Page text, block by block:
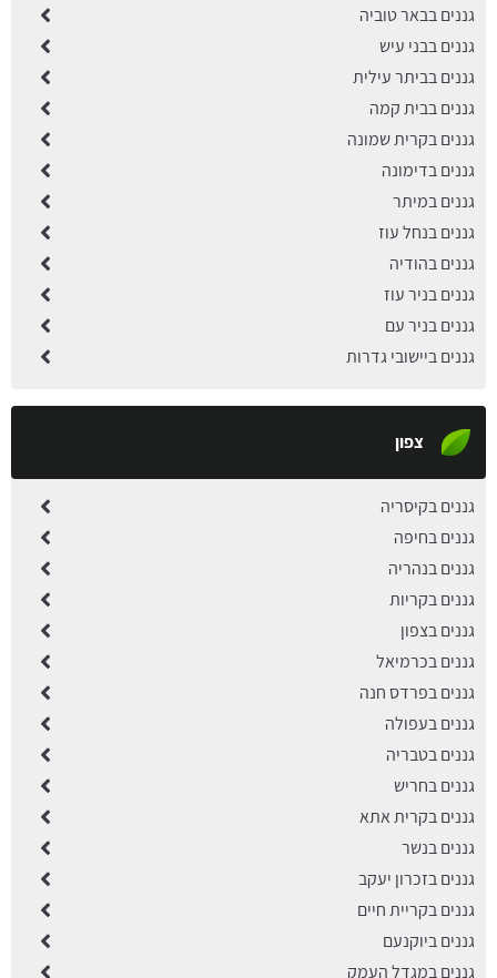
גננים בבאר טוביה
גננים בבני עיש
גננים בביתר עילית
גננים בבית קמה
גננים בקרית שמונה
גננים בדימונה
גננים במיתר
גננים בנחל עוז
גננים בהודיה
גננים בניר עוז
גננים בניר עם
גננים ביישובי גדרות
צפון
גננים בקיסריה
גננים בחיפה
גננים בנהריה
גננים בקריות
גננים בצפון
גננים בכרמיאל
גננים בפרדס חנה
גננים בעפולה
גננים בטבריה
גננים בחריש
גננים בקרית אתא
גננים בנשר
גננים בזכרון יעקב
גננים בקריית חיים
גננים ביוקנעם
גננים במגדל העמק